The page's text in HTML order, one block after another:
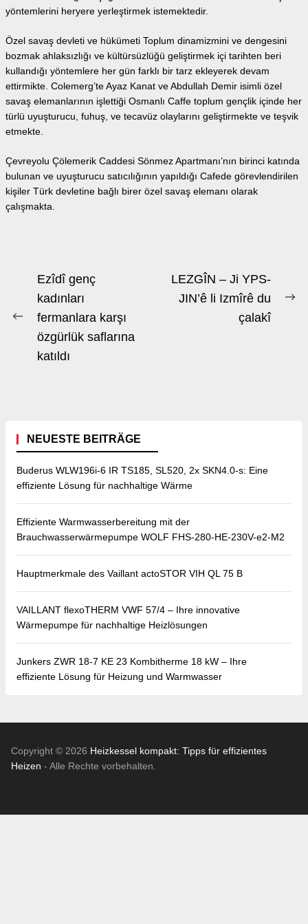
yöntemlerini heryere yerleştirmek istemektedir.
Özel savaş devleti ve hükümeti Toplum dinamizmini ve dengesini
bozmak ahlaksızlığı ve kültürsüzlüğü geliştirmek içi tarihten beri
kullandığı yöntemlere her gün farklı bir tarz ekleyerek devam
ettirmikte. Colemerg’te Ayaz Kanat ve Abdullah Demir isimli özel
savaş elemanlarının işlettiği Osmanlı Caffe toplum gençlik içinde her
türlü uyuşturucu, fuhuş, ve tecavüz olaylarını geliştirmekte ve teşvik
etmekte.
Çevreyolu Çölemerik Caddesi Sönmez Apartmanı’nın birinci katında
bulunan ve uyuşturucu satıcılığının yapıldığı Cafede görevlendirilen
kişiler Türk devletine bağlı birer özel savaş elemanı olarak
çalışmakta.
Beitrags-
Navigation
Previous
Ezîdî genç
kadınları
fermanlara karşı
özgürlük saflarına
katıldı
LEZGÎN – Ji YPS-
JIN’ê li Izmîrê du
çalakî
NEUESTE BEITRÄGE
Buderus WLW196i-6 IR TS185, SL520, 2x SKN4.0-s: Eine
effiziente Lösung für nachhaltige Wärme
Effiziente Warmwasserbereitung mit der
Brauchwasserwärmepumpe WOLF FHS-280-HE-230V-e2-M2
Hauptmerkmale des Vaillant actoSTOR VIH QL 75 B
VAILLANT flexoTHERM VWF 57/4 – Ihre innovative
Wärmepumpe für nachhaltige Heizlösungen
Junkers ZWR 18-7 KE 23 Kombitherme 18 kW – Ihre
effiziente Lösung für Heizung und Warmwasser
Copyright © 2026 Heizkessel kompakt: Tipps für effizientes
Heizen - Alle Rechte vorbehalten.